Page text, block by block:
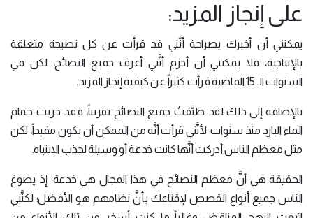
على إنجاز المزيد:
يمكنني أن أخبرك بصراحة أنَّني قد قرأت عن كل نصيحة متعلقة
بالإنتاجية، فلا يمكنني أن أجزم أنَّني أعرف جميع النصائح، لكن في
السنوات الـ 15 الماضية قرأت كثيراً عن كيفية إنجاز المزيد.
بالإضافة إلى ذلك لقد طبَّقتُ جميع النصائح تقريباً، فقد جربت حمام
الماء البارد منذ سنوات؛ لأنَّني قرأت أنَّه من الممكن أن يكون مفيداً، لكن
مثل معظم الناس أدركت أنَّها كانت خدعة أو وسيلة لجذب الانتباه.
الحقيقة هي أنَّ معظم النصائح في هذا المجال هي خدعة؛ إذ يصوغ
الناس جميع أنواع القصص لإقناعك بأنَّ نظامهم هو الأفضل؛ لكنَّني